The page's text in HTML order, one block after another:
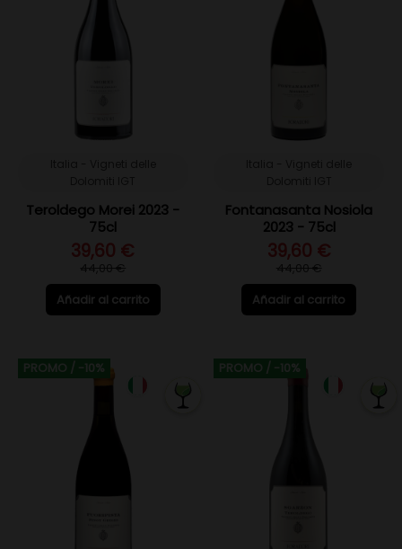
Teroldego Morei 2023 -
75cl
39,60 €
44,00 €
Añadir al carrito
Fontanasanta Nosiola
2023 - 75cl
39,60 €
44,00 €
Añadir al carrito
PROMO / -10% PROMO / -10%